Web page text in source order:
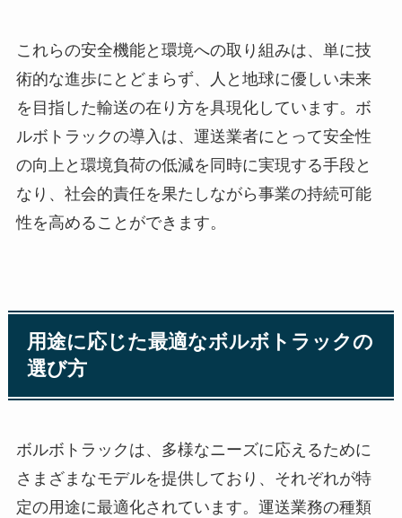
これらの安全機能と環境への取り組みは、単に技
術的な進歩にとどまらず、人と地球に優しい未来
を目指した輸送の在り方を具現化しています。ボ
ルボトラックの導入は、運送業者にとって安全性
の向上と環境負荷の低減を同時に実現する手段と
なり、社会的責任を果たしながら事業の持続可能
性を高めることができます。
用途に応じた最適なボルボトラックの
選び方
ボルボトラックは、多様なニーズに応えるために
さまざまなモデルを提供しており、それぞれが特
定の用途に最適化されています。運送業務の種類